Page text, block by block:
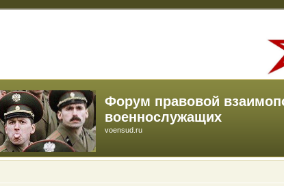
Форум правовой
военнослужащих
voensud.ru